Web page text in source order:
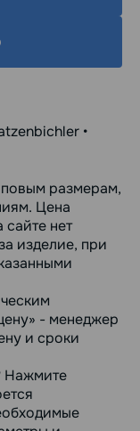
•
размерам,
Цена
сайте нет
изделие, при
- менеджер
и сроки
Нажмите